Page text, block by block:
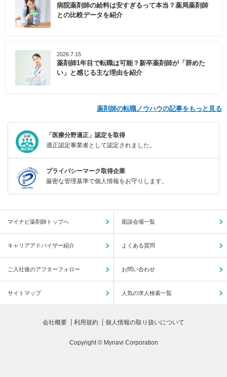
病院薬剤師の給料は安すぎるって本当？薬局薬剤師
との比較データを紹介
2026.7.15
薬剤師1年目で転職は可能？新卒薬剤師が「辞めた
い」と感じる主な理由を紹介
薬剤師の転職ノウハウの記事をもっと見る
「医療分野適正」認定を取得
適正認定事業者として認定されました。
プライバシーマーク取得企業
厳密な管理基準で個人情報をお守りします。
マイナビ薬剤師トップへ 面談会場一覧
キャリアアドバイザー紹介 よくある質問
ご入社後のアフターフォロー お問い合わせ
サイトマップ 人気の求人検索一覧
会社概要 利用規約 個人情報の取り扱いについて
Copyright © Mynavi Corporation